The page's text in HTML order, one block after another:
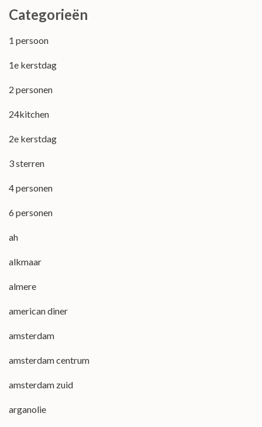
Categorieën
1 persoon
1e kerstdag
2 personen
24kitchen
2e kerstdag
3 sterren
4 personen
6 personen
ah
alkmaar
almere
american diner
amsterdam
amsterdam centrum
amsterdam zuid
arganolie